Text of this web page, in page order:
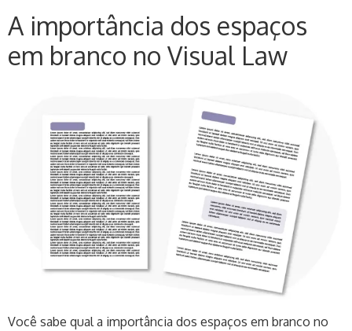
A importância dos espaços
em branco no Visual Law
Você sabe qual a importância dos espaços em branco no